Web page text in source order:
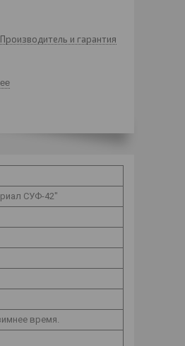
Производитель и гарантия
СУФ-42"
время.